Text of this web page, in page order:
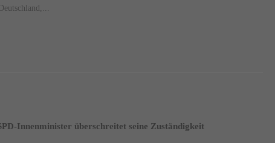
Innenminister überschreitet seine Zuständigkeit